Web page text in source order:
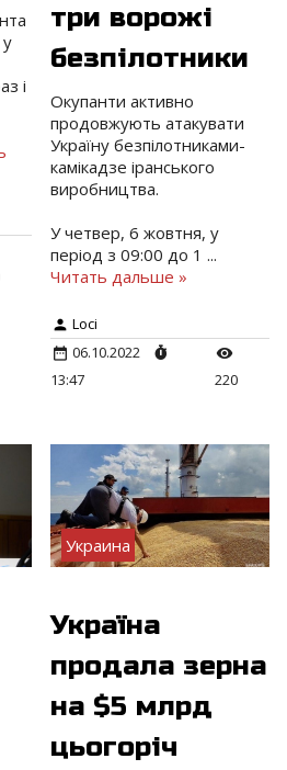
і
три ворожі
безпілотники
Окупанти активно
продовжують атакувати
Україну безпілотниками-
камікадзе іранського
виробництва.
У четвер, 6 жовтня, у
період з 09:00 до 1...
Читать дальше »
Loci
06.10.2022
13:47
220
Украина
Україна
продала зерна
на $5 млрд
цьогоріч